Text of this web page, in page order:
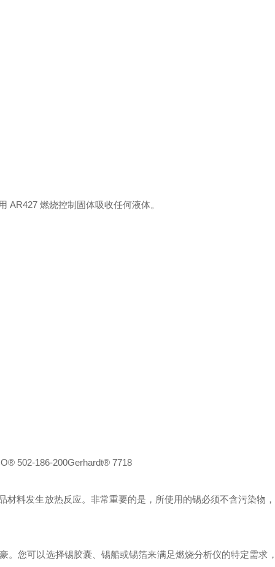
AR427 燃烧控制固体吸收任何液体。
502-186-200Gerhardt® 7718
料发生放热反应。非常重要的是，所使用的锡必须不含污染物
。您可以选择锡胶囊、锡船或锡箔来满足燃烧分析仪的特定需求